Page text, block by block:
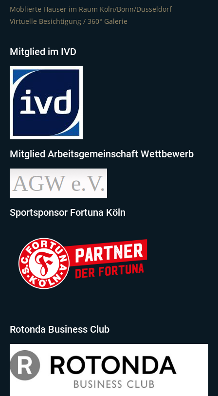
Möblierte Häuser im Raum Köln/Bonn/Düsseldorf
Virtuelle Besichtigung / 360° Galerie
Mitglied im IVD
Mitglied Arbeitsgemeinschaft Wettbewerb
Sportsponsor Fortuna Köln
Rotonda Business Club